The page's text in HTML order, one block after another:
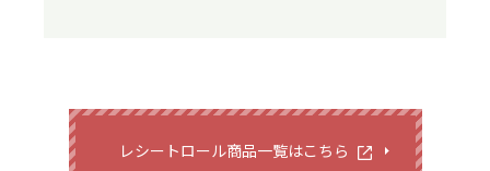
レシートロール商品一覧はこちら